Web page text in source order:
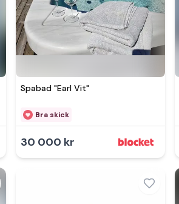
Spabad "Earl Vit"
Bra skick
30 000 kr